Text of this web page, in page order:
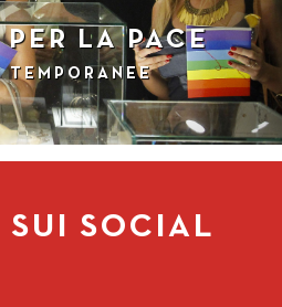
LA PACE
TEMPORANEE
SUI SOCIAL